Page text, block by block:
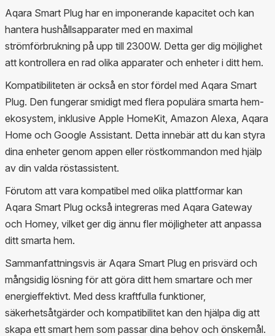
Aqara Smart Plug har en imponerande kapacitet och kan
hantera hushållsapparater med en maximal
strömförbrukning på upp till 2300W. Detta ger dig möjlighet
att kontrollera en rad olika apparater och enheter i ditt hem.
Kompatibiliteten är också en stor fördel med Aqara Smart
Plug. Den fungerar smidigt med flera populära smarta hem-
ekosystem, inklusive Apple HomeKit, Amazon Alexa, Aqara
Home och Google Assistant. Detta innebär att du kan styra
dina enheter genom appen eller röstkommandon med hjälp
av din valda röstassistent.
Förutom att vara kompatibel med olika plattformar kan
Aqara Smart Plug också integreras med Aqara Gateway
och Homey, vilket ger dig ännu fler möjligheter att anpassa
ditt smarta hem.
Sammanfattningsvis är Aqara Smart Plug en prisvärd och
mångsidig lösning för att göra ditt hem smartare och mer
energieffektivt. Med dess kraftfulla funktioner,
säkerhetsåtgärder och kompatibilitet kan den hjälpa dig att
skapa ett smart hem som passar dina behov och önskemål.